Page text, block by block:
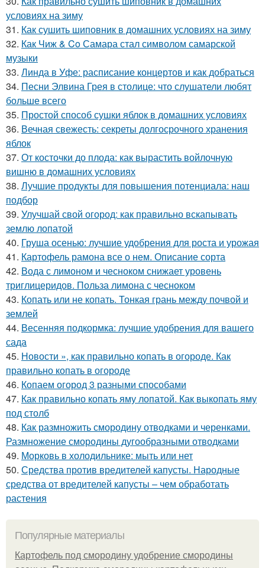
условиях на зиму
31. Как сушить шиповник в домашних условиях на зиму
32. Как Чиж & Co Самара стал символом самарской
музыки
33. Линда в Уфе: расписание концертов и как добраться
34. Песни Элвина Грея в столице: что слушатели любят
больше всего
35. Простой способ сушки яблок в домашних условиях
36. Вечная свежесть: секреты долгосрочного хранения
яблок
37. От косточки до плода: как вырастить войлочную
вишню в домашних условиях
38. Лучшие продукты для повышения потенциала: наш
подбор
39. Улучшай свой огород: как правильно вскапывать
землю лопатой
40. Груша осенью: лучшие удобрения для роста и урожая
41. Картофель рамона все о нем. Описание сорта
42. Вода с лимоном и чесноком снижает уровень
триглицеридов. Польза лимона с чесноком
43. Копать или не копать. Тонкая грань между почвой и
землей
44. Весенняя подкормка: лучшие удобрения для вашего
сада
45. Новости », как правильно копать в огороде. Как
правильно копать в огороде
46. Копаем огород 3 разными способами
47. Как правильно копать яму лопатой. Как выкопать яму
под столб
48. Как размножить смородину отводками и черенками.
Размножение смородины дугообразными отводками
49. Морковь в холодильнике: мыть или нет
50. Средства против вредителей капусты. Народные
средства от вредителей капусты – чем обработать
растения
Популярные материалы
Картофель под смородину удобрение смородины